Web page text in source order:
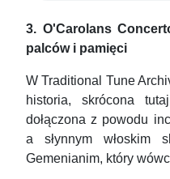
3. O'Carolans
palców i pamięci
W Traditional Tune
historia, skrócona
dołączona z powodu
a słynnym włoskim
Gemenianim, który